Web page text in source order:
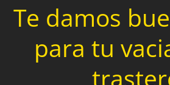
Te damos
para tu